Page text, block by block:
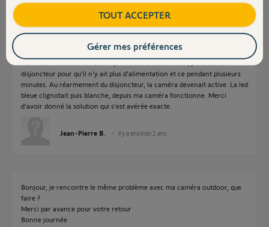
Ma caméra outdoor n'avait plus subitement de led allumée. dans un
premier temps j'ai essayé de la réinitialiser en essayant le reset, pas de
disjoncteur pour qu'il n'y ait plus d'alimentation et ce pendant plusieurs
minutes. Au réarmement du disjoncteur, la caméra devenait active. La led
bleue clignotait puis blanche, depuis ma caméra fonctionne. Merci
d'avoir donné la solution qui s'est avérée exacte.
Jean-Pierre B. il y a environ 2 ans
Bonjour, je rencontre le même problème avec ma caméra outdoor, que
faire ?
Merci par avance pour votre retour
Bonne journée
TOUT ACCEPTER
Gérer mes préférences